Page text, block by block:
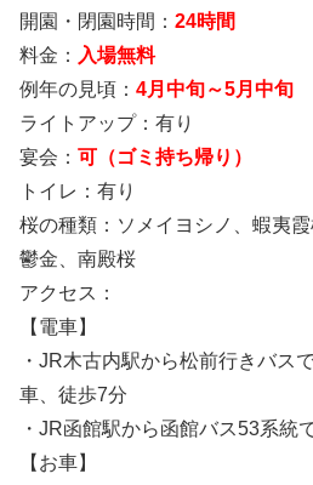
開園・閉園時間： 24時間
料金： 入場無料
例年の見頃： 4月中旬～5月中旬
ライトアップ：有り
宴会： 可（ゴミ持ち帰り）
トイレ：有り
桜の種類：ソメイヨシノ、蝦夷霞
鬱金、南殿桜
アクセス：
【電車】
・JR木古内駅から松前行きバス
車、徒歩7分
・JR函館駅から函館バス53系統
【お車】